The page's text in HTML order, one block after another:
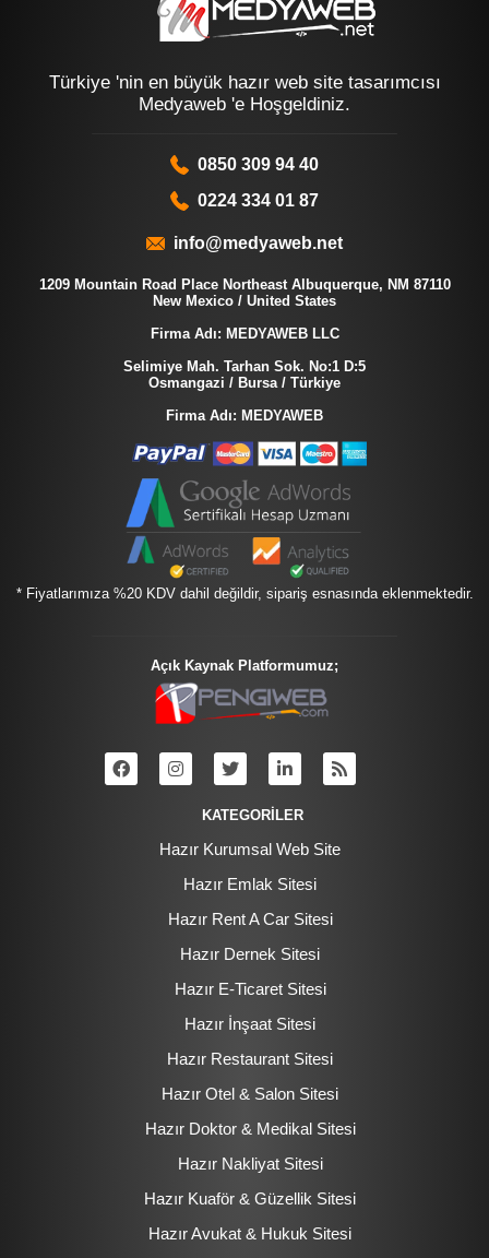
Türkiye 'nin en büyük hazır web site tasarımcısı
Medyaweb 'e Hoşgeldiniz.
0850 309 94 40
0224 334 01 87
info@medyaweb.net
1209 Mountain Road Place Northeast Albuquerque, NM 87110
New Mexico / United States
Firma Adı: MEDYAWEB LLC
Selimiye Mah. Tarhan Sok. No:1 D:5
Osmangazi / Bursa / Türkiye
Firma Adı: MEDYAWEB
* Fiyatlarımıza %20 KDV dahil değildir, sipariş esnasında eklenmektedir.
Açık Kaynak Platformumuz;
KATEGORİLER
Hazır Kurumsal Web Site
Hazır Emlak Sitesi
Hazır Rent A Car Sitesi
Hazır Dernek Sitesi
Hazır E-Ticaret Sitesi
Hazır İnşaat Sitesi
Hazır Restaurant Sitesi
Hazır Otel & Salon Sitesi
Hazır Doktor & Medikal Sitesi
Hazır Nakliyat Sitesi
Hazır Kuaför & Güzellik Sitesi
Hazır Avukat & Hukuk Sitesi